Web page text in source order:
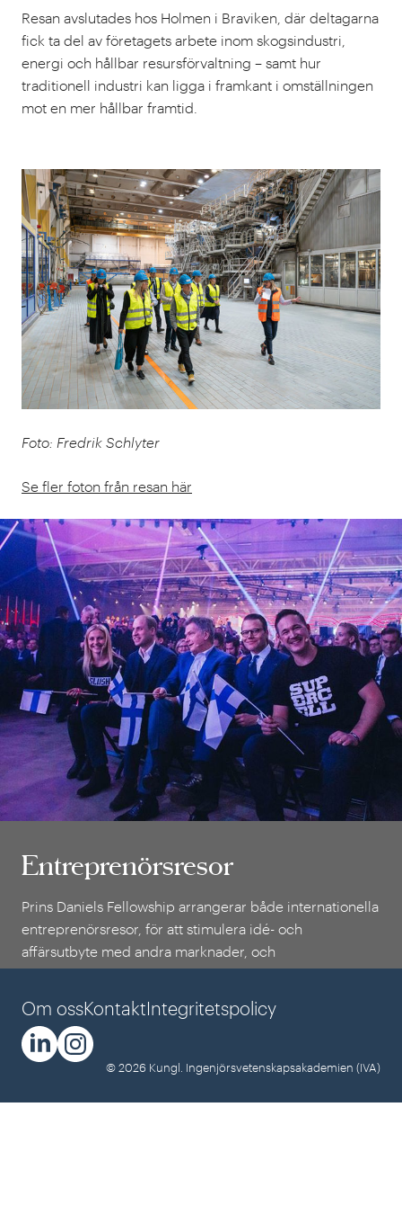
Resan avslutades hos Holmen i Braviken, där deltagarna
fick ta del av företagets arbete inom skogsindustri,
energi och hållbar resursförvaltning – samt hur
traditionell industri kan ligga i framkant i omställningen
mot en mer hållbar framtid.
Foto: Fredrik Schlyter
Se fler foton från resan här
Entreprenörsresor
Prins Daniels Fellowship arrangerar både internationella
entreprenörsresor, för att stimulera idé- och
affärsutbyte med andra marknader, och
delegationsresor inom Sverige - ofta i samverkan med
Entreprenörsresor
Om ossKontaktIntegritetspolicy
© 2026 Kungl. Ingenjörsvetenskapsakademien (IVA)